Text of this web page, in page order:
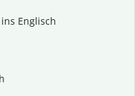
Englisch